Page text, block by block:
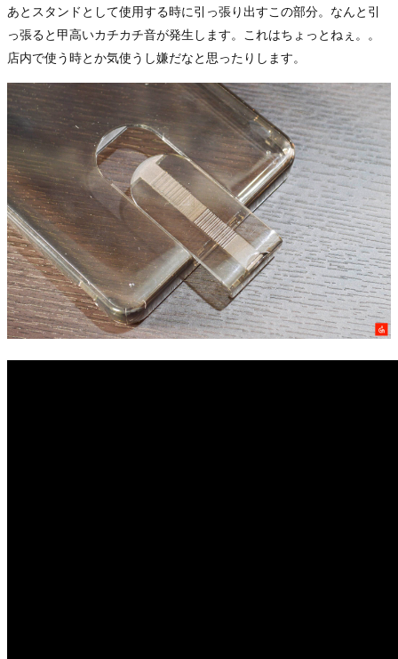
あとスタンドとして使用する時に引っ張り出すこの部分。なんと引
っ張ると甲高いカチカチ音が発生します。これはちょっとねぇ。。
店内で使う時とか気使うし嫌だなと思ったりします。